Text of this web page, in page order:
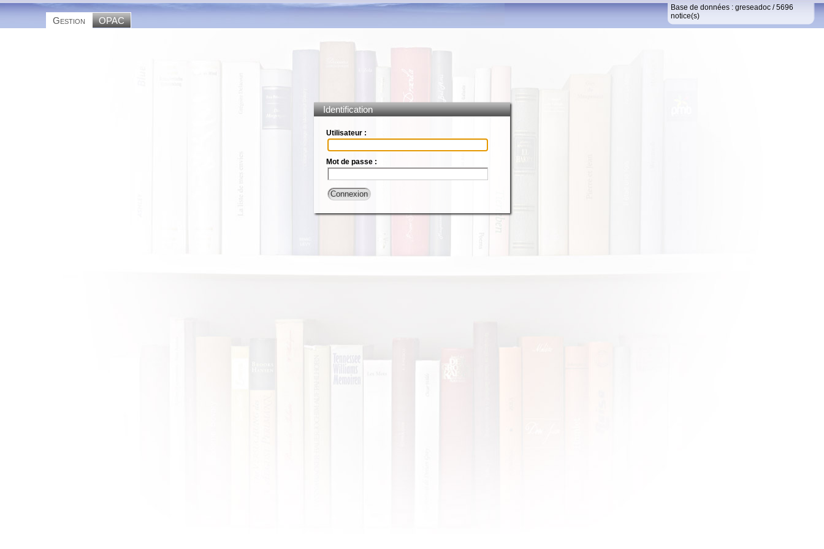
Gestion OPAC
Base de données : greseadoc /5696
notice(s)
Identification
Utilisateur :
Mot de passe :